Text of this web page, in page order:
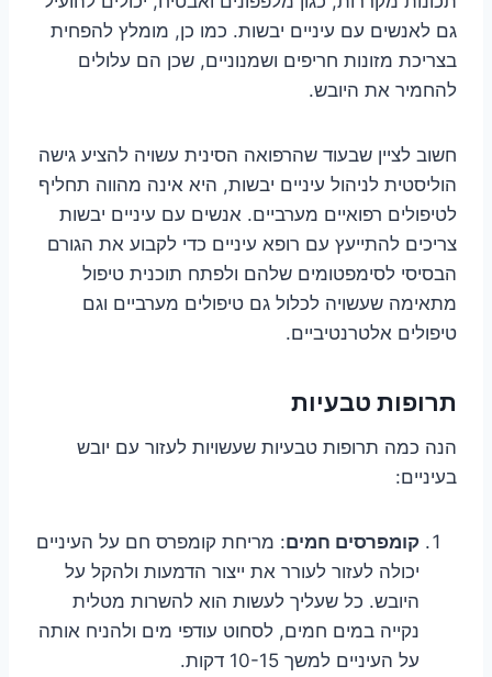
גם לאנשים עם עיניים יבשות. כמו כן, מומלץ להפחית
בצריכת מזונות חריפים ושמנוניים, שכן הם עלולים
להחמיר את היובש.
חשוב לציין שבעוד שהרפואה הסינית עשויה להציע גישה
הוליסטית לניהול עיניים יבשות, היא אינה מהווה תחליף
לטיפולים רפואיים מערביים. אנשים עם עיניים יבשות
צריכים להתייעץ עם רופא עיניים כדי לקבוע את הגורם
הבסיסי לסימפטומים שלהם ולפתח תוכנית טיפול
מתאימה שעשויה לכלול גם טיפולים מערביים וגם
טיפולים אלטרנטיביים.
תרופות טבעיות
הנה כמה תרופות טבעיות שעשויות לעזור עם יובש
בעיניים:
קומפרסים חמים: מריחת קומפרס חם על העיניים
יכולה לעזור לעורר את ייצור הדמעות ולהקל על
היובש. כל שעליך לעשות הוא להשרות מטלית
נקייה במים חמים, לסחוט עודפי מים ולהניח אותה
על העיניים למשך 10-15 דקות.